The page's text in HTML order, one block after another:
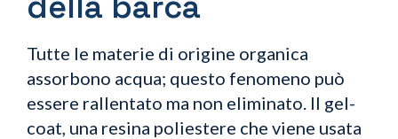
Tutte le materie di origine organica
assorbono acqua; questo fenomeno può
essere rallentato ma non eliminato. Il gel-
coat, una resina poliestere che viene usata